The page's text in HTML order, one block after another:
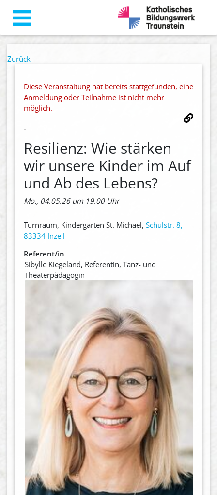
Zurück
Diese Veranstaltung hat bereits stattgefunden, eine
Anmeldung oder Teilnahme ist nicht mehr
möglich.
Resilienz: Wie stärken
wir unsere Kinder im Auf
und Ab des Lebens?
Mo., 04.05.26 um 19.00 Uhr
Turnraum, Kindergarten St. Michael, Schulstr. 8,
83334 Inzell
Referent/in
Sibylle Kiegeland, Referentin, Tanz- und
Theaterpädagogin